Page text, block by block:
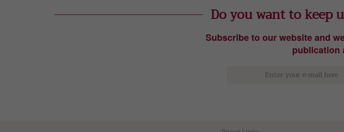
Do you want to keep
Subscribe to our website and
publication